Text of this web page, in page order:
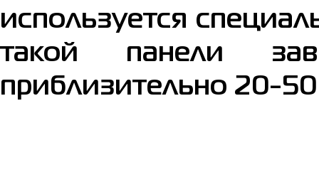
используется
такой панели
приблизительно 20-